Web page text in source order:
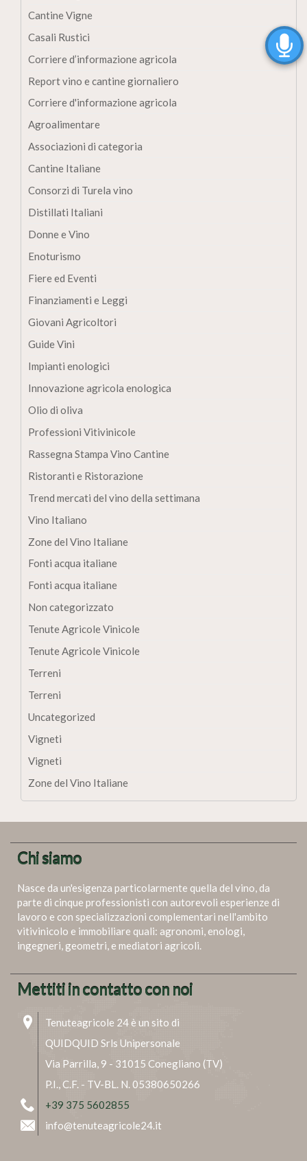
Cantine Vigne
Casali Rustici
Corriere d’informazione agricola
Report vino e cantine giornaliero
Corriere d'informazione agricola
Agroalimentare
Associazioni di categoria
Cantine Italiane
Consorzi di Turela vino
Distillati Italiani
Donne e Vino
Enoturismo
Fiere ed Eventi
Finanziamenti e Leggi
Giovani Agricoltori
Guide Vini
Impianti enologici
Innovazione agricola enologica
Olio di oliva
Professioni Vitivinicole
Rassegna Stampa Vino Cantine
Ristoranti e Ristorazione
Trend mercati del vino della settimana
Vino Italiano
Zone del Vino Italiane
Fonti acqua italiane
Fonti acqua italiane
Non categorizzato
Tenute Agricole Vinicole
Tenute Agricole Vinicole
Terreni
Terreni
Uncategorized
Vigneti
Vigneti
Zone del Vino Italiane
Chi siamo
Nasce da un'esigenza particolarmente quella del vino, da
parte di cinque professionisti con autorevoli esperienze di
lavoro e con specializzazioni complementari nell'ambito
vitivinicolo e immobiliare quali: agronomi, enologi,
ingegneri, geometri, e mediatori agricoli.
Mettiti in contatto con noi
Tenuteagricole 24 è un sito di
QUIDQUID Srls Unipersonale
Via Parrilla, 9 - 31015 Conegliano (TV)
P.I., C.F. - TV-BL. N. 05380650266
+39 375 5602855
info@tenuteagricole24.it